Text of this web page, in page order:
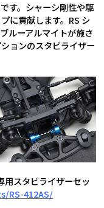
す。シャーシ剛性や駆
に貢献します。RS シ
ルーアルマイトが施さ
ョンのスタビライザー
スタビライザーセッ
412AS/